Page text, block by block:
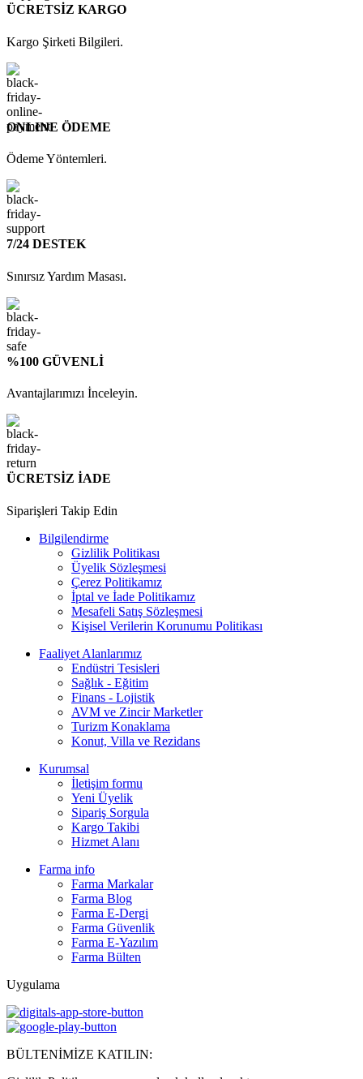
ÜCRETSİZ KARGO
Kargo Şirketi Bilgileri.
ONLINE ÖDEME
Ödeme Yöntemleri.
7/24 DESTEK
Sınırsız Yardım Masası.
%100 GÜVENLİ
Avantajlarımızı İnceleyin.
ÜCRETSİZ İADE
Siparişleri Takip Edin
Bilgilendirme
Gizlilik Politikası
Üyelik Sözleşmesi
Çerez Politikamız
İptal ve İade Politikamız
Mesafeli Satış Sözleşmesi
Kişisel Verilerin Korunumu Politikası
Faaliyet Alanlarımız
Endüstri Tesisleri
Sağlık - Eğitim
Finans - Lojistik
AVM ve Zincir Marketler
Turizm Konaklama
Konut, Villa ve Rezidans
Kurumsal
İletişim formu
Yeni Üyelik
Sipariş Sorgula
Kargo Takibi
Hizmet Alanı
Farma info
Farma Markalar
Farma Blog
Farma E-Dergi
Farma Güvenlik
Farma E-Yazılım
Farma Bülten
Uygulama
BÜLTENİMİZE KATILIN: